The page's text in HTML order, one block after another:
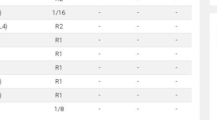
1/16 - -
-
R2 - -
-
R1 - -
-
R1 - -
-
R1 - -
-
R1 - -
-
R1 - -
-
1/8 - - -